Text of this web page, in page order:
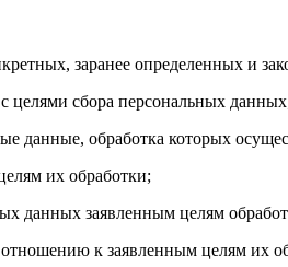
заранее определенных и
целями сбора персональных
данные, обработка которых
их обработки;
данных заявленным целям
к заявленным целям их